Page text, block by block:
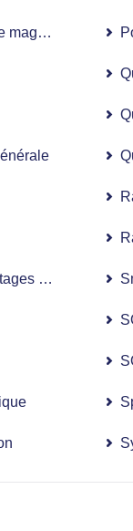
magnétique 3,0
de la